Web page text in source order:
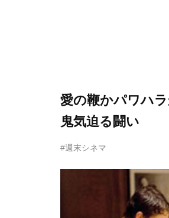
愛の鞭かパワハ
鬼気迫る闘い
#週末シネマ